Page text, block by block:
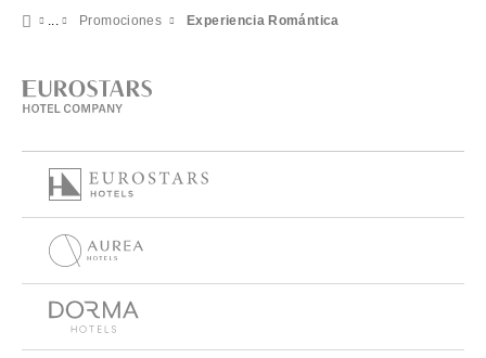
Promociones Experiencia Romántica